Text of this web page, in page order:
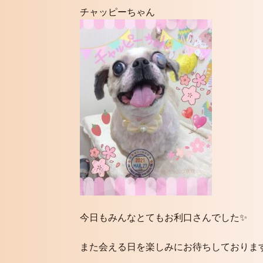
チャッピーちゃん
今日もみんなとてもお利口さんでした✨
また会える日を楽しみにお待ちしておりま